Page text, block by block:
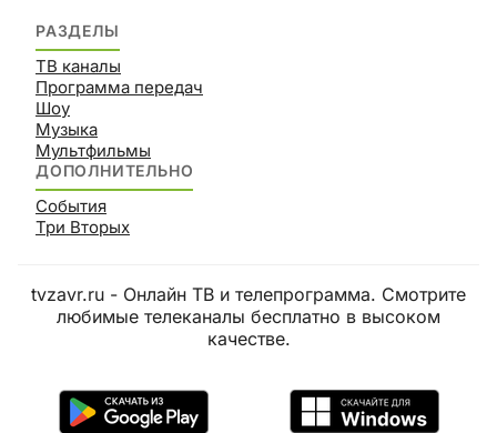
РАЗДЕЛЫ
ТВ каналы
Программа передач
Шоу
Музыка
Мультфильмы
ДОПОЛНИТЕЛЬНО
События
Три Вторых
tvzavr.ru - Онлайн ТВ и телепрограмма. Смотрите
любимые телеканалы бесплатно в высоком
качестве.